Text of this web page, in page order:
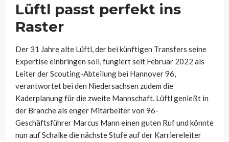
Lüftl passt perfekt ins
Raster
Der 31 Jahre alte Lüftl, der bei künftigen Transfers seine
Expertise einbringen soll, fungiert seit Februar 2022 als
Leiter der Scouting-Abteilung bei Hannover 96,
verantwortet bei den Niedersachsen zudem die
Kaderplanung für die zweite Mannschaft. Lüftl genießt in
der Branche als enger Mitarbeiter von 96-
Geschäftsführer Marcus Mann einen guten Ruf und könnte
nun auf Schalke die nächste Stufe auf der Karriereleiter